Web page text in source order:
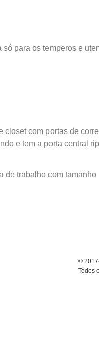
para os temperos e
closet com portas de
e tem a porta central
de trabalho com tamanho
©
Todos